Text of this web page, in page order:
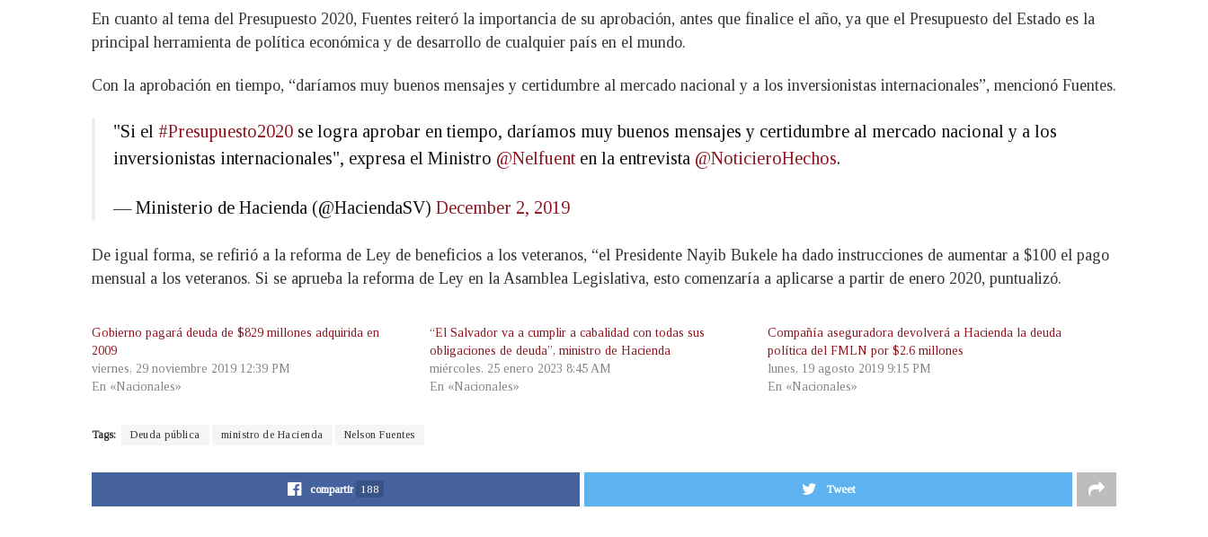
En cuanto al tema del Presupuesto 2020, Fuentes reiteró la importancia de su aprobación, antes que finalice el año, ya que el Presupuesto del Estado es la
principal herramienta de política económica y de desarrollo de cualquier país en el mundo.
Con la aprobación en tiempo, “daríamos muy buenos mensajes y certidumbre al mercado nacional y a los inversionistas internacionales”, mencionó Fuentes.
"Si el #Presupuesto2020 se logra aprobar en tiempo, daríamos muy buenos mensajes y certidumbre al mercado nacional y a los
inversionistas internacionales", expresa el Ministro @Nelfuent en la entrevista @NoticieroHechos.
— Ministerio de Hacienda (@HaciendaSV) December 2, 2019
De igual forma, se refirió a la reforma de Ley de beneficios a los veteranos, “el Presidente Nayib Bukele ha dado instrucciones de aumentar a $100 el pago
mensual a los veteranos. Si se aprueba la reforma de Ley en la Asamblea Legislativa, esto comenzaría a aplicarse a partir de enero 2020, puntualizó.
Gobierno pagará deuda de $829 millones adquirida en
2009
viernes, 29 noviembre 2019 12:39 PM
En «Nacionales»
“El Salvador va a cumplir a cabalidad con todas sus
obligaciones de deuda”, ministro de Hacienda
miércoles, 25 enero 2023 8:45 AM
En «Nacionales»
Compañía aseguradora devolverá a Hacienda la deuda
política del FMLN por $2.6 millones
lunes, 19 agosto 2019 9:15 PM
En «Nacionales»
Tags: Deuda pública ministro de Hacienda Nelson Fuentes
compartir 188 Tweet